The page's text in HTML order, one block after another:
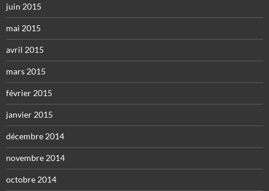
juin 2015
mai 2015
avril 2015
mars 2015
février 2015
janvier 2015
décembre 2014
novembre 2014
octobre 2014